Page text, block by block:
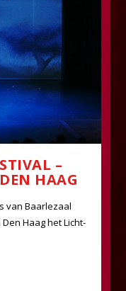
–
HAAG
van Baarlezaal
Haag het Licht-